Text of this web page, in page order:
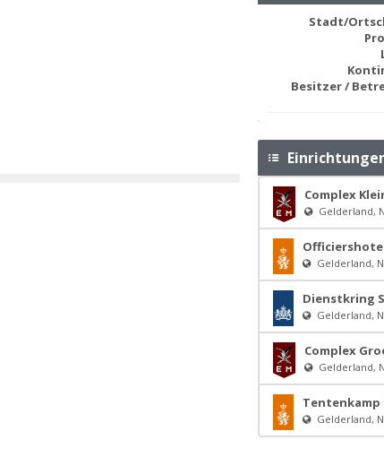
Stadt/
Besitzer /
Complex
Gelderland,
Gelderland,
Dienstkring
Gelderland,
Complex
Gelderland,
Tentenkamp
Gelderland,